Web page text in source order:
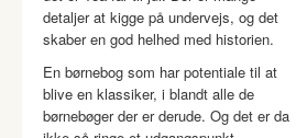
detaljer at kigge på undervejs, og det
skaber en god helhed med historien.
En børnebog som har potentiale til at
blive en klassiker, i blandt alle de
børnebøger der er derude. Og det er da